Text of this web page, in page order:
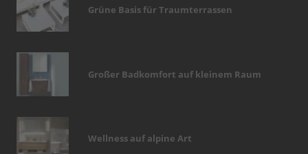
Grüne Basis für Traumterrassen
Großer Badkomfort auf kleinem Raum
Wellness auf alpine Art